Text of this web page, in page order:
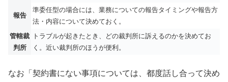
報告
準委任型の場合には、業務についての報告タイミングや報告方
法・内容について決めておく。
管轄裁
判所
トラブルが起きたとき、どの裁判所に訴えるのかを決めてお
く。近い裁判所のほうが便利。
なお「契約書にない事項については、都度話し合って決め